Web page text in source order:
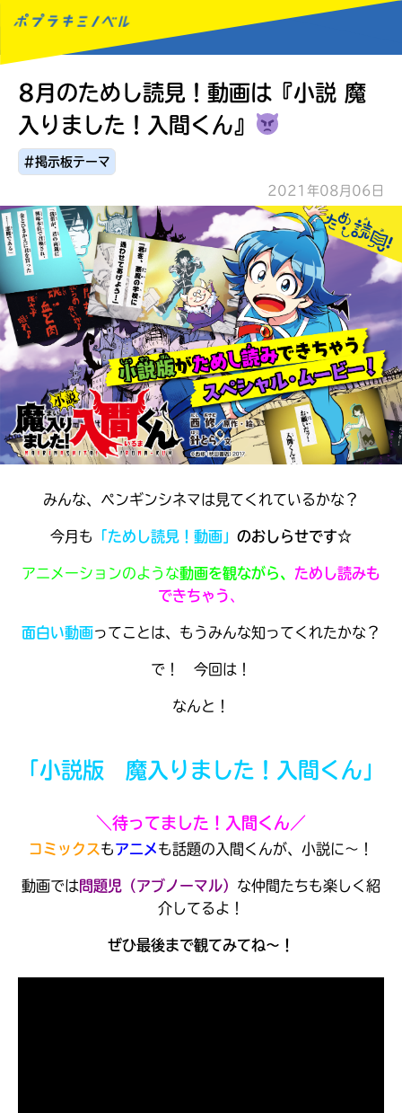
MENU
読みたい本が
見つかる
できる掲示板
本を飛び出して
みんなとおしゃべり
8月のためし読見！動画は『小説 魔
入りました！入間くん』
#掲示板テーマ
2021年08月06日
みんな、ペンギンシネマは見てくれているかな？
今月も 「ためし読見！動画」 のおしらせです☆
アニメーションのような動画を観ながら、 ためし読みも
できちゃう、
面白い動画ってことは、もうみんな知ってくれたかな？
で！ 今回は！
なんと！
「小説版 魔入りました！入間くん」
＼待ってました！入間くん／
コミックス もアニメも話題の入間くんが、小説に～！
動画では問題児（アブノーマル） な仲間たちも楽しく紹
介してるよ！
ぜひ最後まで観てみてね～！